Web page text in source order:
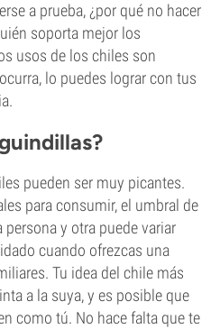
a prueba, ¿por qué no hacer
soporta mejor los
usos de los chiles son
lo puedes lograr con tus
pueden ser muy picantes.
para consumir, el umbral de
y otra puede variar
cuando ofrezcas una
Tu idea del chile más
a la suya, y es posible que
como tú. No hace falta que te